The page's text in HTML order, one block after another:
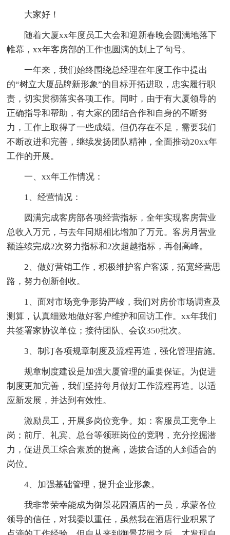
大家好！
随着大厦xx年度员工大会和迎新春晚会圆满地落下
帷幕，xx年客房部的工作也圆满的划上了句号。
一年来，我们始终围绕总经理在年度工作中提出
的“树立大厦品牌新形象”的目标开拓进取，忠实履行职
责，切实贯彻落实各项工作。同时，由于有大厦领导的
正确指导和帮助，有大家的团结合作和自身的不断努
力，工作上取得了一些成绩。但仍存在不足，需要我们
不断改进和完善，继续发扬团队精神，全面推动20xx年
工作的开展。
一、xx年工作情况：
1、经营情况：
圆满完成客房部各项经营指标，全年实现客房营业
总收入万元，与去年同期相比增加了万元。客房月营业
额连续完成2次努力指标和2次超越指标，再创高峰。
2、做好营销工作，积极维护客户客源，拓宽经营思
路，努力创新创收。
1、面对市场竞争形势严峻，我们对房价市场调查及
测算，认真细致地做好客户维护和回访工作。xx年我们
共签署家协议单位；接待团队、会议350批次。
3、制订各项规章制度及流程再造，强化管理措施。
规章制度建设是加强大厦管理的重要保证。为促进
制度更加完善，我们坚持每月做好工作流程再造。以适
应新发展，并达到有效性。
激励员工，开展多岗位竞争。如：客服员工竞争上
岗；前厅、礼宾、总台等领班岗位的竞聘，充分挖掘潜
力，促进员工综合素质的提高，选拔合适的人到适合的
岗位。
4、加强基础管理，提升企业形象。
我非常荣幸能成为御景花园酒店的一员，承蒙各位
领导的信任，对我委以重任，虽然我在酒店行业积累了